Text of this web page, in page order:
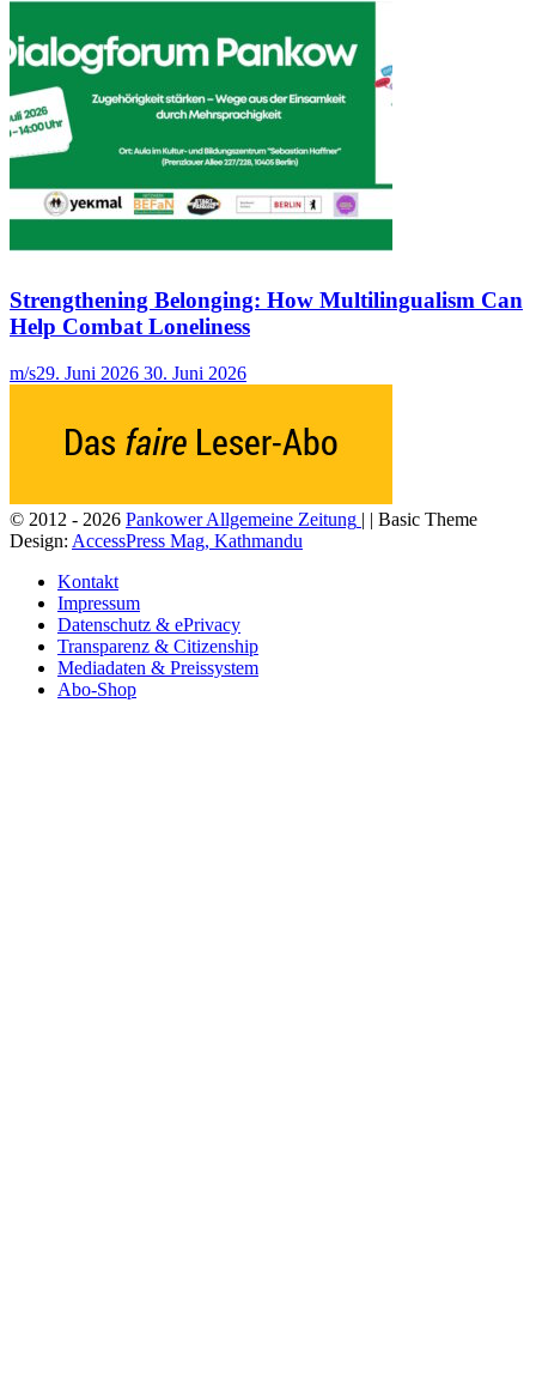
Strengthening Belonging: How Multilingualism Can
Help Combat Loneliness
m/s29. Juni 2026 30. Juni 2026
© 2012 - 2026 Pankower Allgemeine Zeitung | | Basic Theme
Design: AccessPress Mag, Kathmandu
Kontakt
Impressum
Datenschutz & ePrivacy
Transparenz & Citizenship
Mediadaten & Preissystem
Abo-Shop